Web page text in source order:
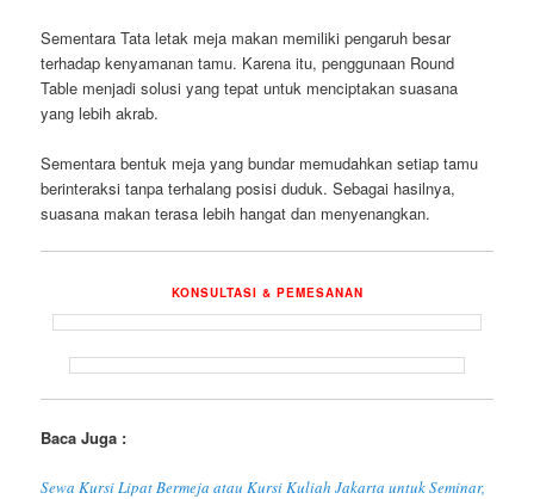
Sementara Tata letak meja makan memiliki pengaruh besar
terhadap kenyamanan tamu. Karena itu, penggunaan Round
Table menjadi solusi yang tepat untuk menciptakan suasana
yang lebih akrab.
Sementara bentuk meja yang bundar memudahkan setiap tamu
berinteraksi tanpa terhalang posisi duduk. Sebagai hasilnya,
suasana makan terasa lebih hangat dan menyenangkan.
KONSULTASI & PEMESANAN
Baca Juga :
Sewa Kursi Lipat Bermeja atau Kursi Kuliah Jakarta untuk Seminar,